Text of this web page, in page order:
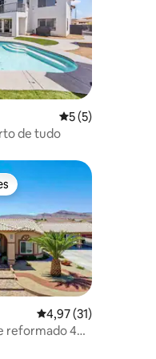
5 de uma
5 (5)
de tudo
dos hóspedes
4,97 de uma
4,97 (31)
reformado 4